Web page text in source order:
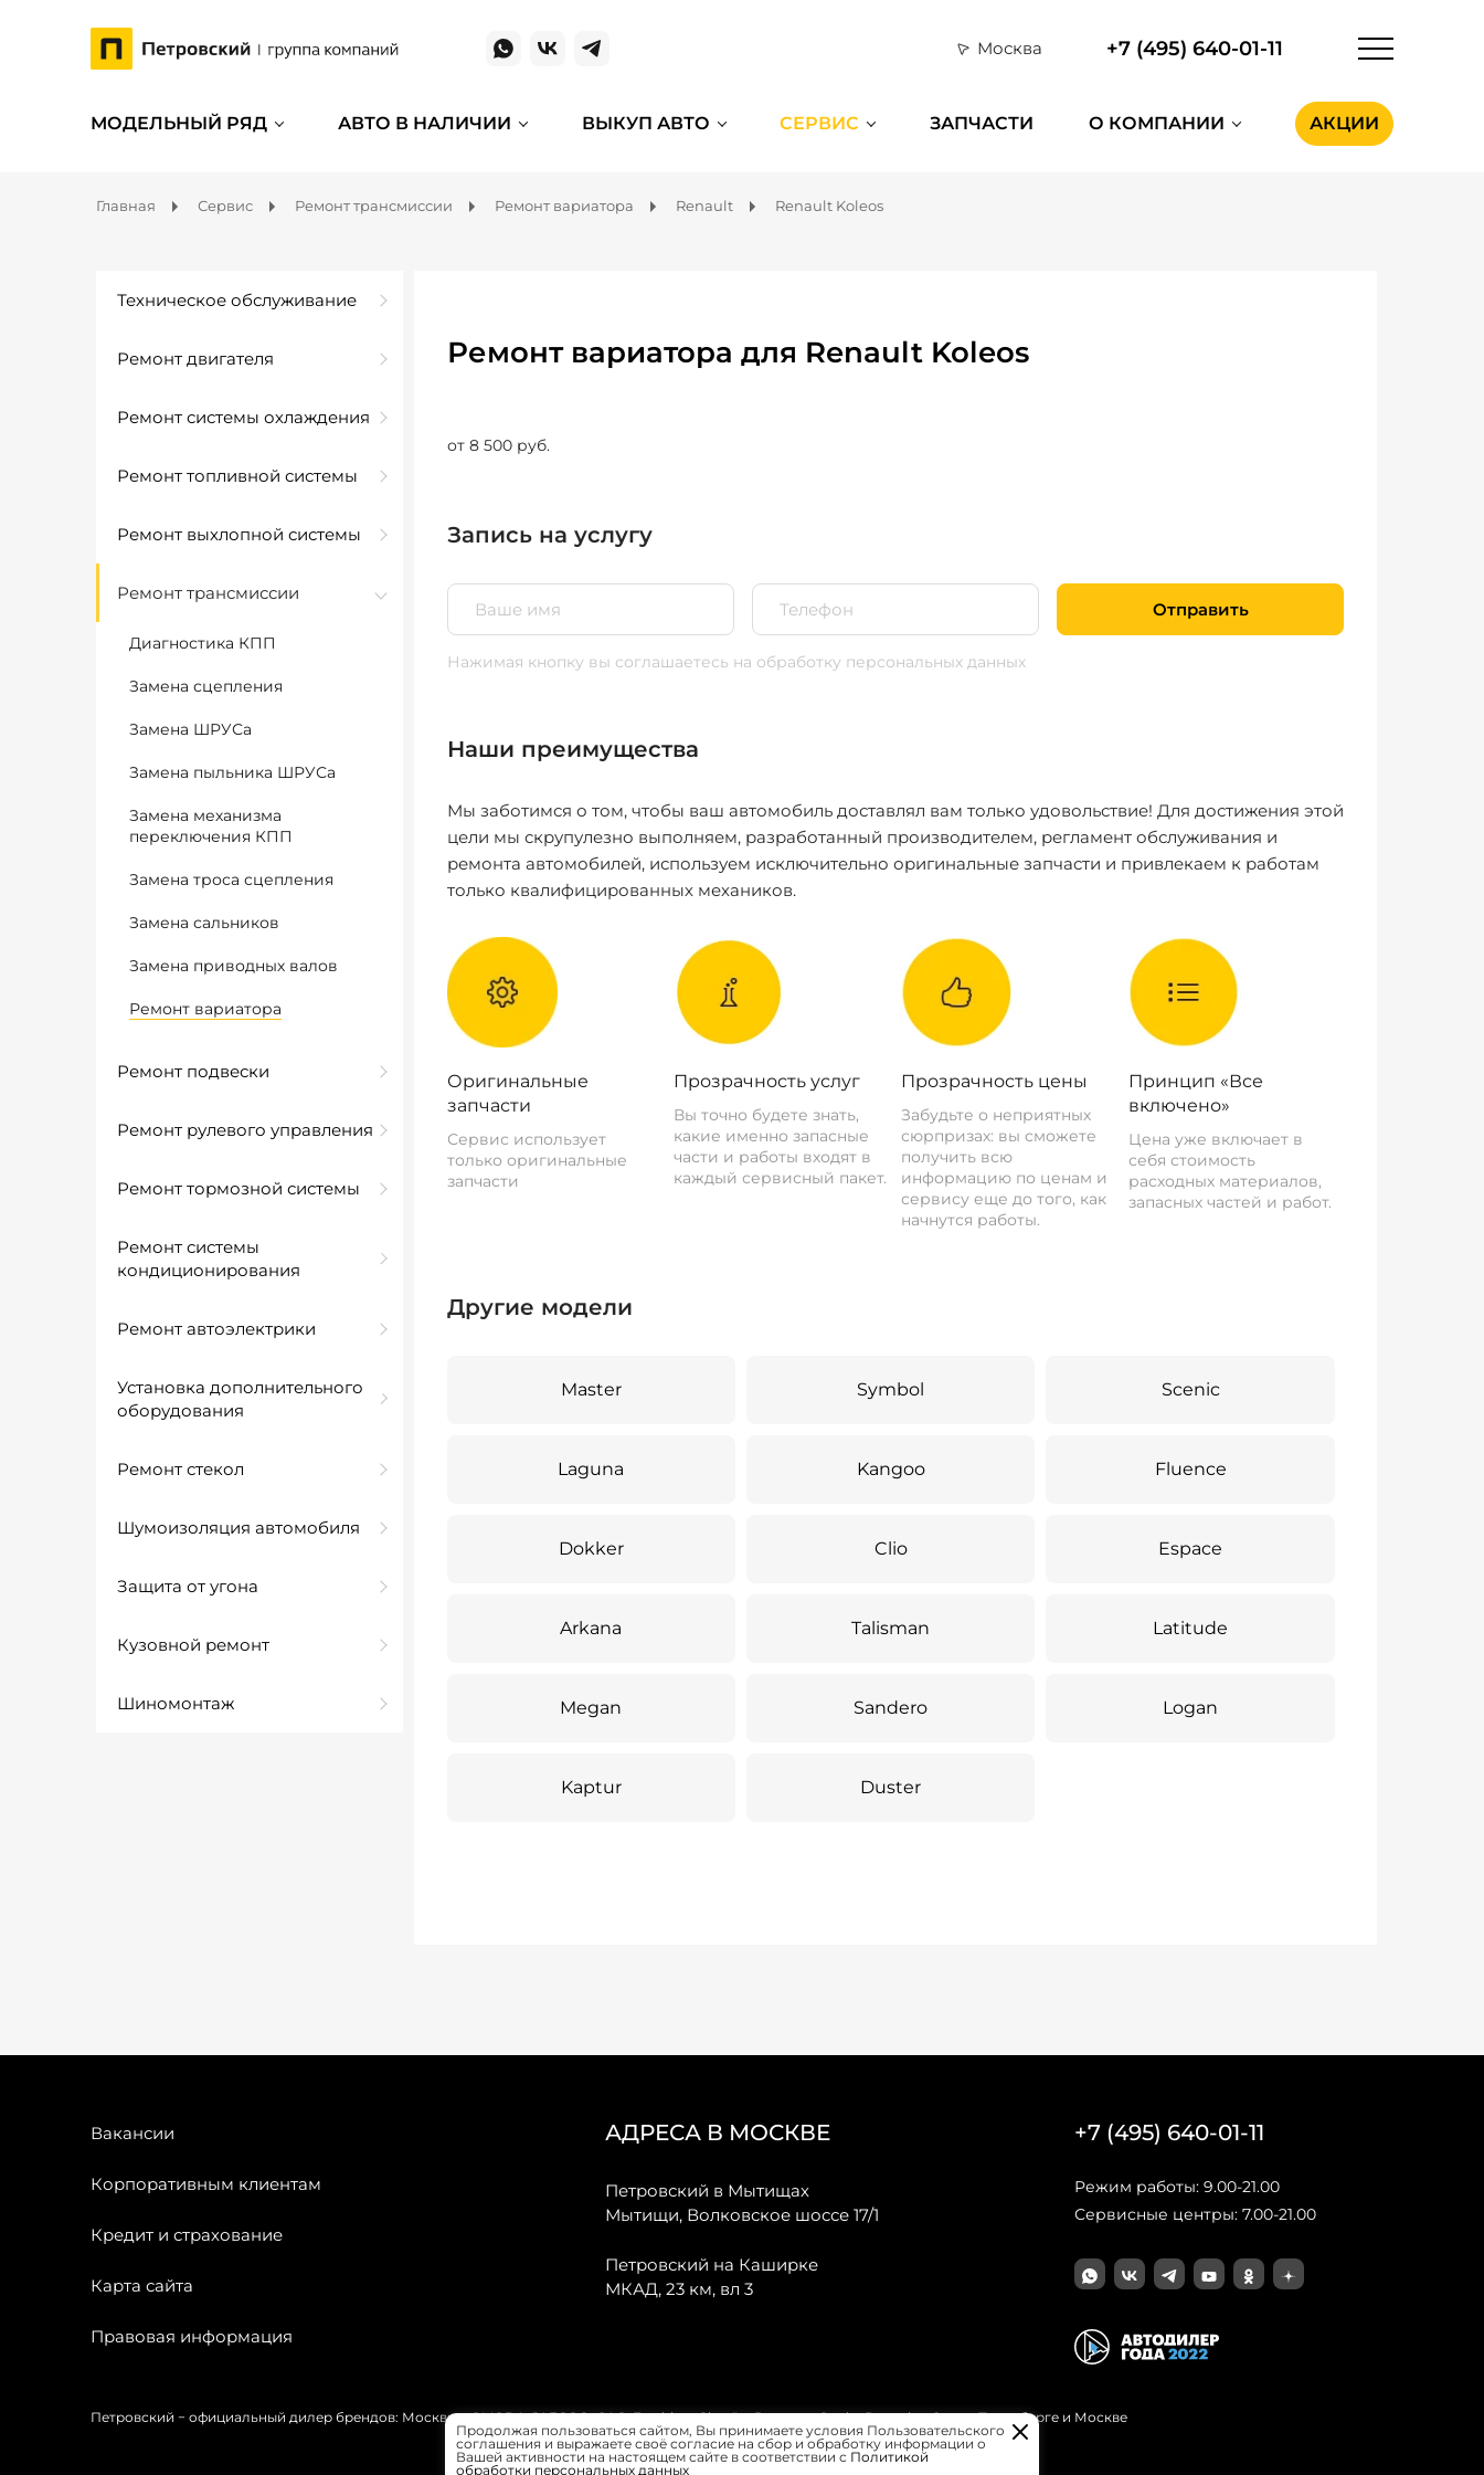
Москва +7 (495) 640-01-11
МОДЕЛЬНЫЙ РЯД АВТО В НАЛИЧИИ ВЫКУП АВТО СЕРВИС ЗАПЧАСТИ О КОМПАНИИ АКЦИИ
Главная Сервис Ремонт трансмиссии Ремонт вариатора Renault Renault Koleos
Техническое обслуживание
Ремонт двигателя
Ремонт системы охлаждения
Ремонт топливной системы
Ремонт выхлопной системы
Ремонт трансмиссии
Диагностика КПП
Замена сцепления
Замена ШРУСа
Замена пыльника ШРУСа
Замена механизма
переключения КПП
Замена троса сцепления
Замена сальников
Замена приводных валов
Ремонт вариатора
Ремонт подвески
Ремонт рулевого управления
Ремонт тормозной системы
Ремонт системы
кондиционирования
Ремонт автоэлектрики
Установка дополнительного
оборудования
Ремонт стекол
Шумоизоляция автомобиля
Защита от угона
Кузовной ремонт
Шиномонтаж
Ремонт вариатора для Renault Koleos
от 8 500 руб.
Запись на услугу
Отправить
Нажимая кнопку вы соглашаетесь на обработку персональных данных
Наши преимущества
Мы заботимся о том, чтобы ваш автомобиль доставлял вам только удовольствие! Для достижения этой
цели мы скрупулезно выполняем, разработанный производителем, регламент обслуживания и
ремонта автомобилей, используем исключительно оригинальные запчасти и привлекаем к работам
только квалифицированных механиков.
Оригинальные
запчасти
Сервис использует
только оригинальные
запчасти
Прозрачность услуг
Вы точно будете знать,
какие именно запасные
части и работы входят в
каждый сервисный пакет.
Прозрачность цены
Забудьте о неприятных
сюрпризах: вы сможете
получить всю
информацию по ценам и
сервису еще до того, как
начнутся работы.
Принцип «Все
включено»
Цена уже включает в
себя стоимость
расходных материалов,
запасных частей и работ.
Другие модели
Master Symbol Scenic
Laguna Kangoo Fluence
Dokker Clio Espace
Arkana Talisman Latitude
Megan Sandero Logan
Kaptur Duster
Вакансии
Корпоративным клиентам
Кредит и страхование
Карта сайта
Правовая информация
АДРЕСА В МОСКВЕ
Петровский в Мытищах
Мытищи, Волковское шоссе 17/1
Петровский на Каширке
МКАД, 23 км, вл 3
+7 (495) 640-01-11
Режим работы: 9.00-21.00
Сервисные центры: 7.00-21.00
Петровский − официальный дилер брендов: Москвич, OMODA, JAECOO, GAC, Forthing, Citroёn, Peugeot, Opel и Renault в Санкт-Петербурге и Москве
Продолжая пользоваться сайтом, Вы принимаете условия Пользовательского
соглашения и выражаете своё согласие на сбор и обработку информации о
Вашей активности на настоящем сайте в соответствии с Политикой
обработки персональных данных